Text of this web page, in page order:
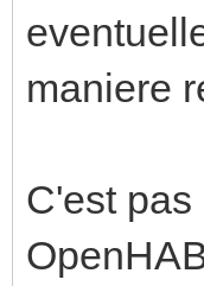
maniere
C'est